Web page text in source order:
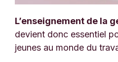
L’enseignement de la
devient donc essentiel
jeunes au monde du